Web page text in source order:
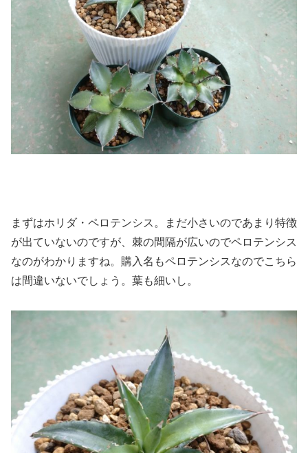
まずはホリダ・ペロテンシス。まだ小さいのであまり特徴
が出ていないのですが、棘の間隔が広いのでペロテンシス
なのがわかりますね。購入名もペロテンシスなのでこちら
は間違いないでしょう。葉も細いし。